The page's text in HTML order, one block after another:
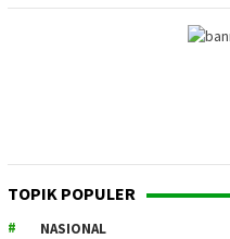
TOPIK POPULER
NASIONAL